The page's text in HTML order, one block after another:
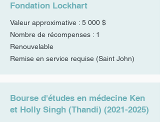
Fondation Lockhart
Valeur approximative : 5 000 $
Nombre de récompenses : 1
Renouvelable
Remise en service requise (Saint John)
Bourse d'études en médecine Ken
et Holly Singh (Thandi) (2021-2025)